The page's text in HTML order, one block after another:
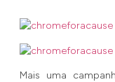
Mais uma